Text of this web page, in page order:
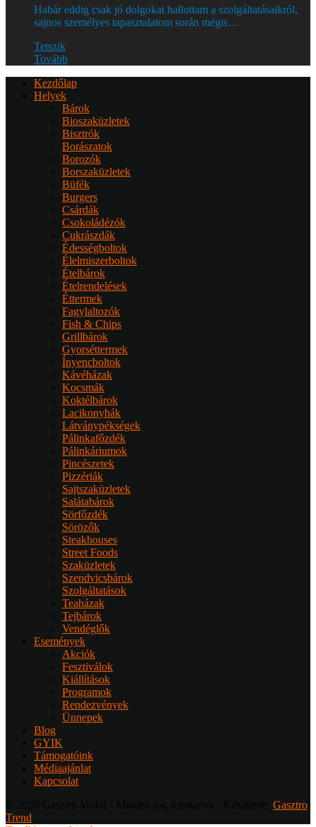
Habár eddig csak jó dolgokat hallottam a szolgáltatásaikról,
sajnos személyes tapasztalatom során mégis…
Tetszik
Tovább
Kezdőlap
Helyek
Bárok
Bioszaküzletek
Bisztrók
Borászatok
Borozók
Borszaküzletek
Büfék
Burgers
Csárdák
Csokoládézók
Cukrászdák
Édességboltok
Élelmiszerboltok
Ételbárok
Ételrendelések
Éttermek
Fagylaltozók
Fish & Chips
Grillbárok
Gyorséttermek
Ínyencboltok
Kávéházak
Kocsmák
Koktélbárok
Lacikonyhák
Látványpékségek
Pálinkafőzdék
Pálinkáriumok
Pincészetek
Pizzériák
Sajtszaküzletek
Salátabárok
Sörfőzdék
Sörözők
Steakhouses
Street Foods
Szaküzletek
Szendvicsbárok
Szolgáltatások
Teaházak
Tejbárok
Vendéglők
Események
Akciók
Fesztiválok
Kiállítások
Programok
Rendezvények
Ünnepek
Blog
GYIK
Támogatóink
Médiaajánlat
Kapcsolat
Gasztro
Trend